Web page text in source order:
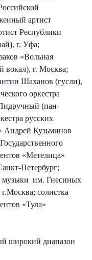
артист
Республики
г. Уфа;
«Вольная
вокал), г. Москва;
Шаханов (гусли),
оркестра
(пан-
русских
Андрей Кузьминов
«Метелица»
Петербург;
музыки им. Гнесиных
солистка
«Тула»
широкий диапазон